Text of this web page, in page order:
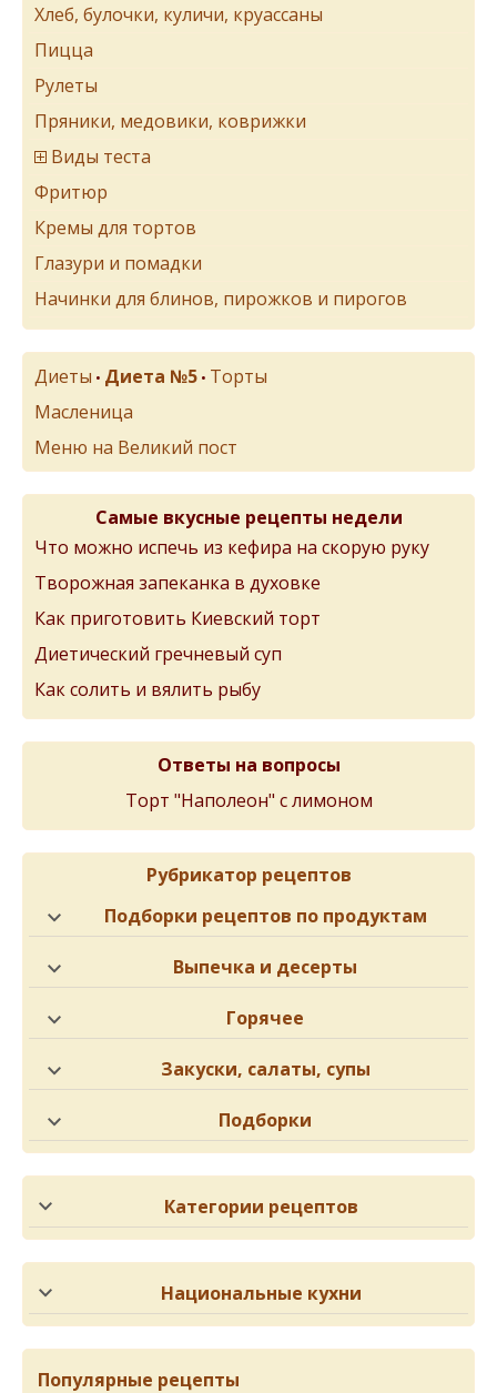
Хлеб, булочки, куличи, круассаны
Пицца
Рулеты
Пряники, медовики, коврижки
Виды теста
Фритюр
Кремы для тортов
Глазури и помадки
Начинки для блинов, пирожков и пирогов
Диеты • Диета №5 • Торты
Масленица
Меню на Великий пост
Самые вкусные рецепты недели
Что можно испечь из кефира на скорую руку
Творожная запеканка в духовке
Как приготовить Киевский торт
Диетический гречневый суп
Как солить и вялить рыбу
Ответы на вопросы
Торт "Наполеон" с лимоном
Рубрикатор рецептов
Подборки рецептов по продуктам
Выпечка и десерты
Горячее
Закуски, салаты, супы
Подборки
Категории рецептов
Национальные кухни
Популярные рецепты